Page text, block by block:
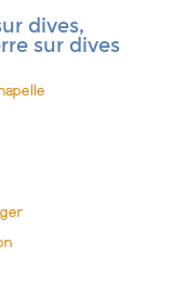
dives,
sur dives